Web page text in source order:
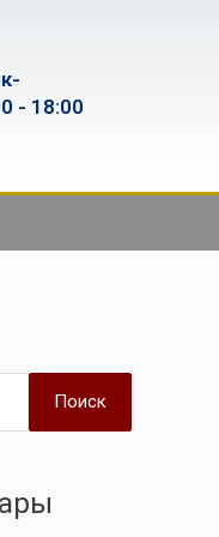
- 18:00
Поиск